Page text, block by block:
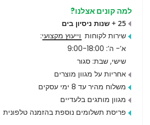
למה קונים אצלנו?
25 + שנות ניסיון בים
שירות לקוחות וייעוץ מקצועי:
א’- ה’: 9:00-18:00
שישי, שבת: סגור
אחריות על מגוון מוצרים
משלוח מהיר עד 8 ימי עסקים
מגוון מותגים בלעדיים
פריסת תשלומים נוספת בהזמנה טלפונית